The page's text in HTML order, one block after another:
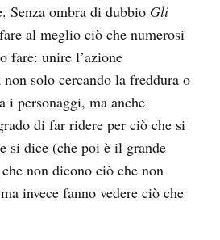
Senza ombra di dubbio Gli
al meglio ciò che numerosi
fare: unire l’azione
solo cercando la freddura o
i personaggi, ma anche
di far ridere per ciò che si
si dice (che poi è il grande
non dicono ciò che non
invece fanno vedere ciò che